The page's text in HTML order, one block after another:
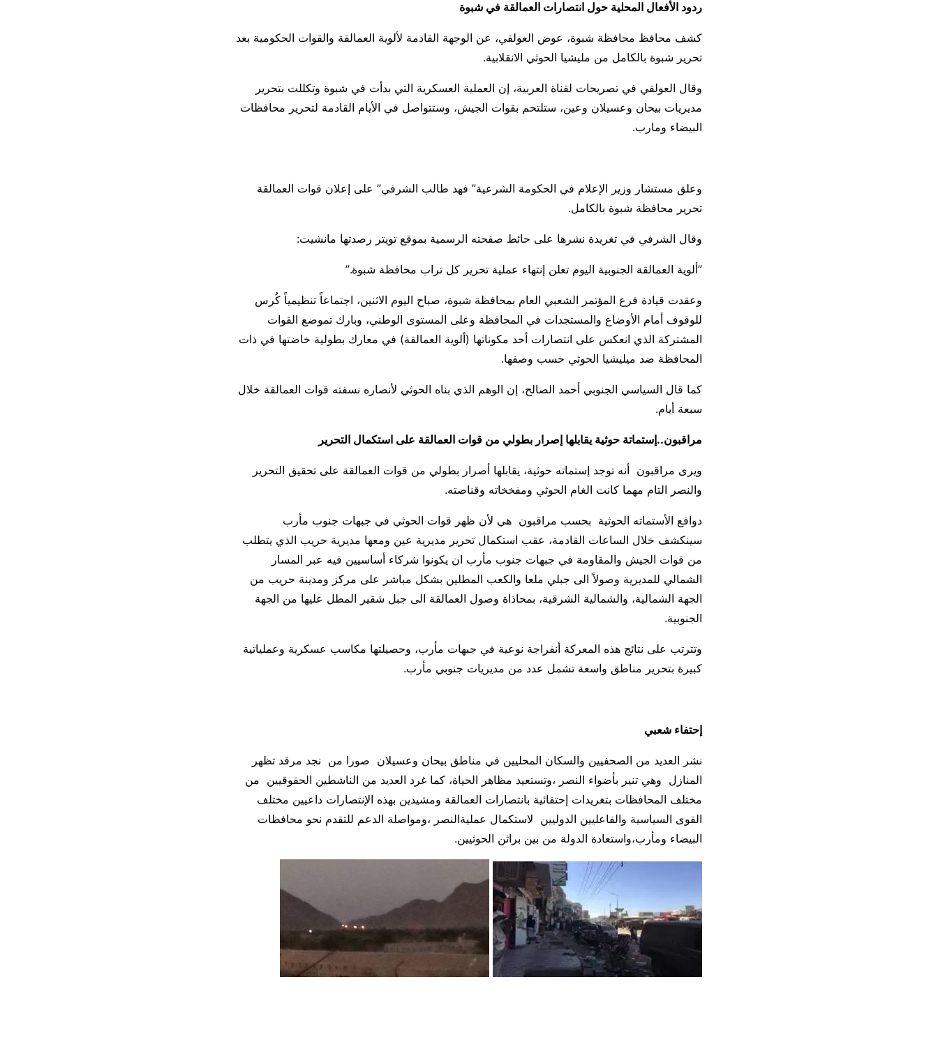
ردود الأفعال المحلية حول انتصارات العمالقة في شبوة
كشف محافظ محافظة شبوة، عوض العولقي، عن الوجهة القادمة لألوية العمالقة والقوات الحكومية بعد
تحرير شبوة بالكامل من مليشيا الحوثي الانقلابية.
وقال العولقي في تصريحات لقناة العربية، إن العملية العسكرية التي بدأت في شبوة وتكللت بتحرير
مديريات بيحان وعسيلان وعين، ستلتحم بقوات الجيش، وستتواصل في الأيام القادمة لتحرير محافظات
البيضاء ومارب.
وعلق مستشار وزير الإعلام في الحكومة الشرعية” فهد طالب الشرفي” على إعلان قوات العمالقة
تحرير محافظة شبوة بالكامل.
وقال الشرفي في تغريدة نشرها على حائط صفحته الرسمية بموقع تويتر رصدتها مانشيت:
وعقدت قيادة فرع المؤتمر الشعبي العام بمحافظة شبوة، صباح اليوم الاثنين، اجتماعاً تنظيمياً كُرس
للوقوف أمام الأوضاع والمستجدات في المحافظة وعلى المستوى الوطني، وبارك تموضع القوات
المشتركة الذي انعكس على انتصارات أحد مكوناتها (ألوية العمالقة) في معارك بطولية خاضتها في ذات
المحافظة ضد ميليشيا الحوثي حسب وصفها.
كما قال السياسي الجنوبي أحمد الصالح، إن الوهم الذي بناه الحوثي لأنصاره نسفته قوات العمالقة خلال
سبعة أيام.
مراقبون..إستماتة حوثية يقابلها إصرار بطولي من قوات العمالقة على استكمال التحرير
ويرى مراقبون أنه توجد إستماته حوثية، يقابلها أصرار بطولي من قوات العمالقة على تحقيق التحرير
والنصر التام مهما كانت الغام الحوثي ومفخخاته وقناصته.
دوافع الأستماته الحوثية بحسب مراقبون هي لأن ظهر قوات الحوثي في جبهات جنوب مأرب
سينكشف خلال الساعات القادمة، عقب استكمال تحرير مديرية عين ومعها مديرية حريب الذي يتطلب
من قوات الجيش والمقاومة في جبهات جنوب مأرب ان يكونوا شركاء أساسيين فيه عبر المسار
الشمالي للمديرية وصولاً الى جبلي ملعا والكعب المطلين بشكل مباشر على مركز ومدينة حريب من
الجهة الشمالية، والشمالية الشرقية، بمحاذاة وصول العمالقة الى جبل شقير المطل عليها من الجهة
الجنوبية.
وتترتب على نتائج هذه المعركة أنفراجة نوعية في جبهات مأرب، وحصيلتها مكاسب عسكرية وعملياتية
كبيرة بتحرير مناطق واسعة تشمل عدد من مديريات جنوبي مأرب.
إحتفاء شعبي
نشر العديد من الصحفيين والسكان المحليين في مناطق بيحان وعسيلان صورا من نجد مرقد تظهر
المنازل وهي تنير بأضواء النصر ،وتستعيد مظاهر الحياة، كما غرد العديد من الناشطين الحقوقيين من
مختلف المحافظات بتغريدات إحتفائية بانتصارات العمالقة ومشيدين بهذه الإنتصارات داعيين مختلف
القوى السياسية والفاعليين الدوليين لاستكمال عمليةالنصر ،ومواصلة الدعم للتقدم نحو محافظات
البيضاء ومأرب،واستعادة الدولة من بين براثن الحوثيين.